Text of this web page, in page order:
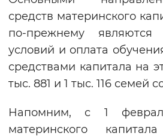
средств материнского
по-прежнему
условий и оплата
средствами капитала на
тыс. 881 и 1 тыс. 116 семей
Напомним, с 1
материнского